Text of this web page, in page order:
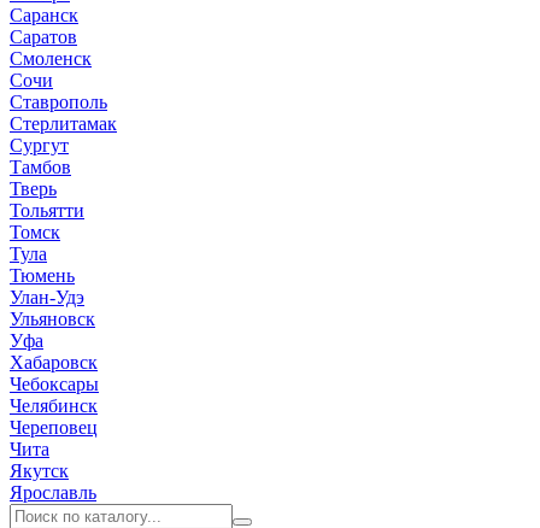
Саранск
Саратов
Смоленск
Сочи
Ставрополь
Стерлитамак
Сургут
Тамбов
Тверь
Тольятти
Томск
Тула
Тюмень
Улан-Удэ
Ульяновск
Уфа
Хабаровск
Чебоксары
Челябинск
Череповец
Чита
Якутск
Ярославль